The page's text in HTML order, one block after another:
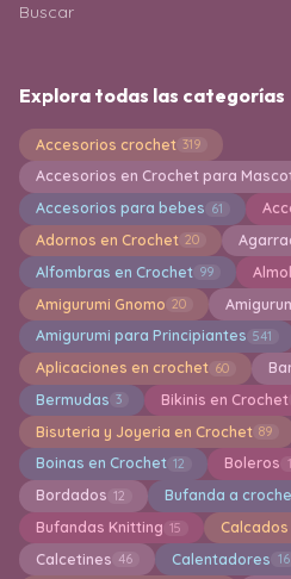
Buscar
Explora todas las categorías
Accesorios crochet 319
Accesorios en Crochet para
Accesorios para bebes 61
Adornos en Crochet 20
Alfombras en Crochet 99
Amigurumi Gnomo 20
Amigurumi para Principiantes 541
Aplicaciones en crochet 60
Bermudas 3 Bikinis en Crochet
Bisuteria y Joyeria en Crochet 89
Boinas en Crochet 12 Boleros
Bordados 12 Bufanda a
Bufandas Knitting 15
Calcetines 46 Calentadores 16